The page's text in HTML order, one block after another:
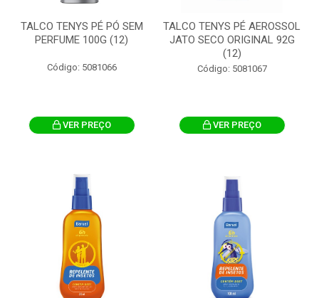
TALCO TENYS PÉ PÓ SEM
PERFUME 100G (12)
Código: 5081066
VER PREÇO
TALCO TENYS PÉ AEROSSOL
JATO SECO ORIGINAL 92G
(12)
Código: 5081067
VER PREÇO